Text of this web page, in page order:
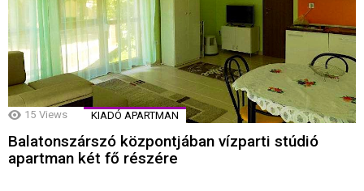
15 Views KIADÓ APARTMAN
Balatonszárszó központjában vízparti stúdió
apartman két fő részére